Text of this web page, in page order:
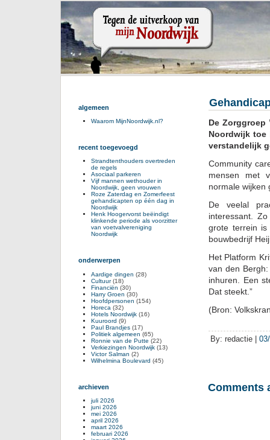
De Zorggroep
Noordwijk toe
verstandelijk
Community
mensen met
normale wijken
De veelal
interessant.
grote terrein
bouwbedrijf
Het Platform
van den
inhuren. Een
Dat steekt.”
(Bron:
By: redactie |
Comments
algemeen
Waarom MijnNoordwijk.nl?
recent toegevoegd
Strandtenthouders overtreden
de regels
Asociaal parkeren
Vijf mannen wethouder in
Noordwijk, geen vrouwen
Roze Zaterdag en Zomerfeest
gehandicapten op één dag in
Noordwijk
Henk Hoogervorst beëindigt
klinkende periode als voorzitter
van voetvalvereniging
Noordwijk
onderwerpen
Aardige dingen (28)
Cultuur(18)
Financiën (30)
Harry Groen (30)
Hoofdpersonen (154)
Horeca (32)
Hotels Noordwijk (16)
Kuuroord (9)
Paul Brandjes (17)
Politiek algemeen (65)
Ronnie van de Putte (22)
Verkiezingen Noordwijk (13)
Victor Salman (2)
Wilhelmina Boulevard (45)
archieven
juli 2026
juni 2026
mei 2026
april 2026
maart 2026
februari 2026